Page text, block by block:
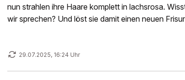
nun strahlen ihre Haare komplett in lachsrosa.
wir sprechen? Und löst sie damit einen neuen
29.07.2025, 16:24 Uhr